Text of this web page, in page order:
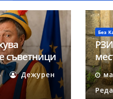
съветници
твърди
Дежурен
Без